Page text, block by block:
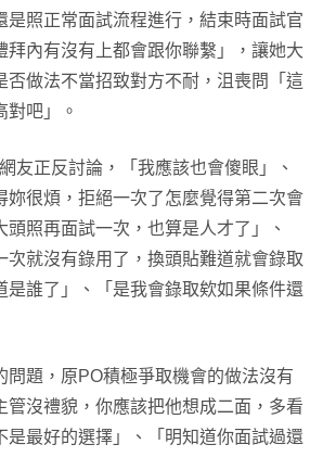
是照正常面試流程進行，結束時面試官
拜內有沒有上都會跟你聯繫」，讓她大
否做法不當招致對方不耐，沮喪問「這
對吧」。
友正反討論，「我應該也會傻眼」、
妳很煩，拒絕一次了怎麼覺得第二次會
照再面試一次，也算是人才了」、
次就沒有錄用了，換頭貼難道就會錄取
是誰了」、「是我會錄取欸如果條件還
問題，原PO積極爭取機會的做法沒有
管沒禮貌，你應該把他想成二面，多看
是最好的選擇」、「明知道你面試過還